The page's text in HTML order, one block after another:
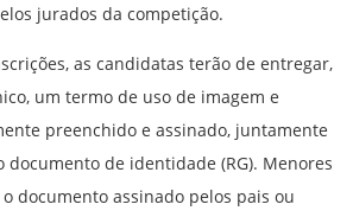
jurados da competição.
as candidatas terão de entregar,
um termo de uso de imagem e
preenchido e assinado, juntamente
documento de identidade (RG). Menores
documento assinado pelos pais ou